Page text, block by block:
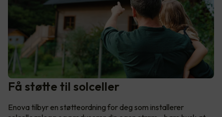
Få støtte til solceller
Enova tilbyr en støtteordning for deg som installerer